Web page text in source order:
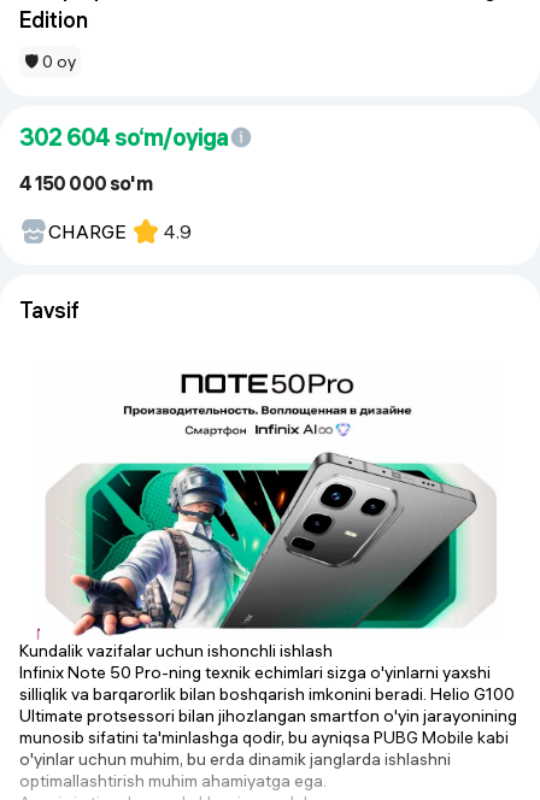
Edition
🛡 0 oy
302 604 so‘m/oyiga
4 150 000 so'm
CHARGE
4.9
Tavsif
Kundalik vazifalar uchun ishonchli ishlash
Infinix Note 50 Pro-ning texnik echimlari sizga o'yinlarni yaxshi
silliqlik va barqarorlik bilan boshqarish imkonini beradi. Helio G100
Ultimate protsessori bilan jihozlangan smartfon o'yin jarayonining
munosib sifatini ta'minlashga qodir, bu ayniqsa PUBG Mobile kabi
o'yinlar uchun muhim, bu erda dinamik janglarda ishlashni
optimallashtirish muhim ahamiyatga ega.